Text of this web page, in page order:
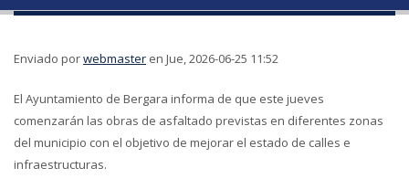
Enviado porwebmaster en Jue, 2026-06-25 11:52
El Ayuntamiento de Bergara informa de que este jueves
comenzarán las obras de asfaltado previstas en diferentes zonas
del municipio con el objetivo de mejorar el estado de calles e
infraestructuras.